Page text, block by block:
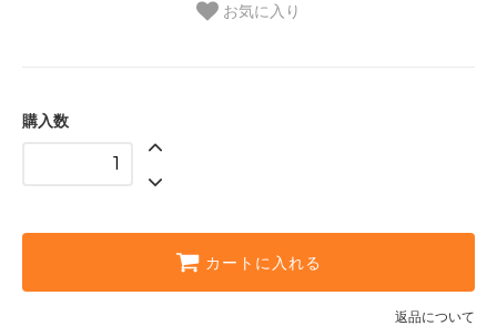
お気に入り
購入数
カートに入れる
返品について